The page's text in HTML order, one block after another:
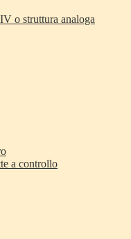
o struttura analoga
a controllo